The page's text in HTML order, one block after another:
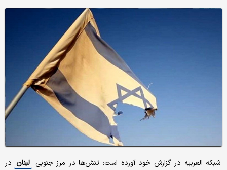
شبکه العربیه در گزارش خود آورده است: تنش‌ها در مرز جنوبی لبنان در